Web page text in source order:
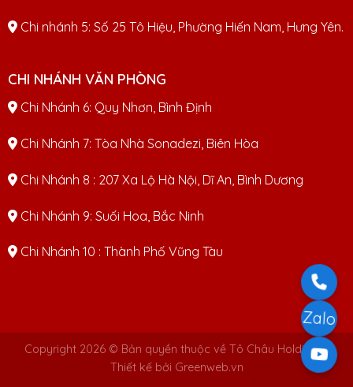
Chi nhánh 5: Số 25 Tô Hiệu, Phường Hiến Nam, Hưng Yên.
CHI NHÁNH VĂN PHÒNG
Chi Nhánh 6: Quy Nhơn, Bình Định
Chi Nhánh 7: Tòa Nhà Sonadezi, Biên Hòa
Chi Nhánh 8 : 207 Xa Lộ Hà Nội, Dĩ An, Bình Dương
Chi Nhánh 9: Suối Hoa, Bắc Ninh
Chi Nhánh 10 : Thành Phố Vũng Tàu
Copyright 2026 © Bản quyền thuộc về Tô Châu Holdings |
Thiết kế bởi Greenweb.vn
Zalo